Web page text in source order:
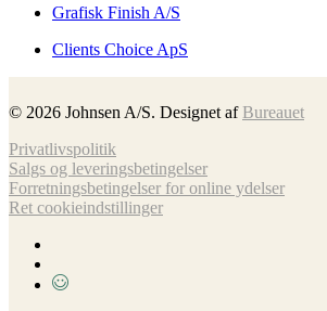
Grafisk Finish A/S
Clients Choice ApS
© 2026 Johnsen A/S. Designet af Bureauet
Privatlivspolitik
Salgs og leveringsbetingelser
Forretnings­betingelser for online ydelser
Ret cookieindstillinger